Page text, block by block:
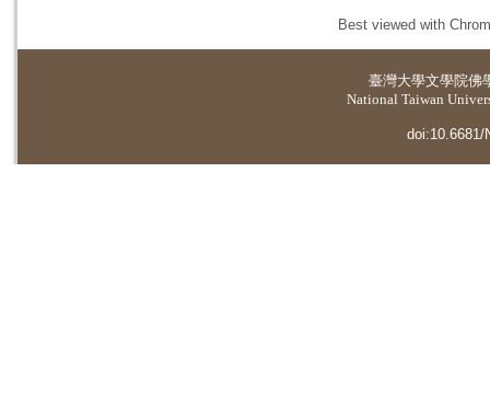
Best viewed with
臺灣大學文學院佛
National Taiwan
doi:10.6681/